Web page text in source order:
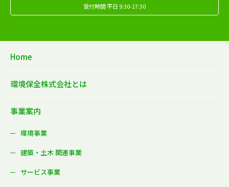
受付時間 平日 9:30-17:30
Home
環境保全株式会社とは
事業案内
環境事業
建築・土木 関連事業
サービス事業